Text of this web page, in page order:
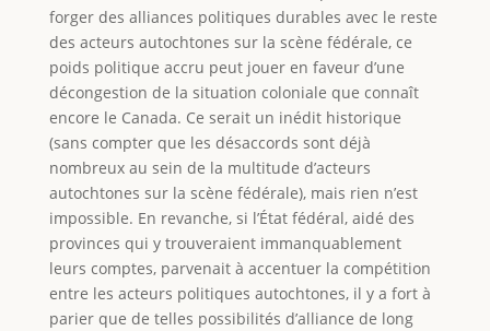
forger des alliances politiques durables avec le reste
des acteurs autochtones sur la scène fédérale, ce
poids politique accru peut jouer en faveur d’une
décongestion de la situation coloniale que connaît
encore le Canada. Ce serait un inédit historique
(sans compter que les désaccords sont déjà
nombreux au sein de la multitude d’acteurs
autochtones sur la scène fédérale), mais rien n’est
impossible. En revanche, si l’État fédéral, aidé des
provinces qui y trouveraient immanquablement
leurs comptes, parvenait à accentuer la compétition
entre les acteurs politiques autochtones, il y a fort à
parier que de telles possibilités d’alliance de long